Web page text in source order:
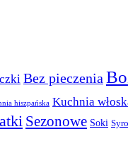
Bez pieczenia
hiszpańska Kuchnia
Sezonowe Soki